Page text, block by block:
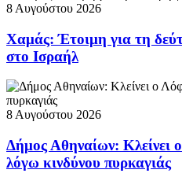
8 Αυγούστου 2026
Χαμάς: Έτοιμη για τη
στο Ισραήλ
8 Αυγούστου 2026
Δήμος Αθηναίων: Κλείνει
λόγω κινδύνου πυρκαγιάς